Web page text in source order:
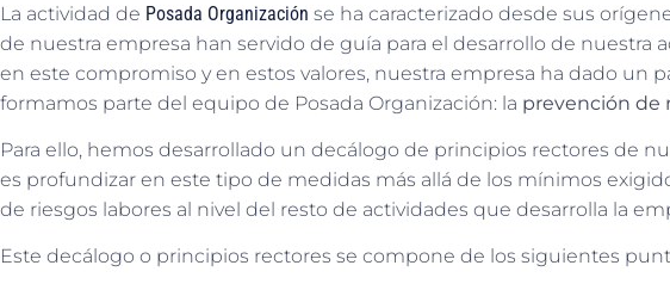
La actividad de Posada Organización se ha caracterizado desde sus
de nuestra empresa han servido de guía para el desarrollo de nuestra
en este compromiso y en estos valores, nuestra empresa ha dado un
formamos parte del equipo de Posada Organización: la prevención de
Para ello, hemos desarrollado un decálogo de principios rectores de
es profundizar en este tipo de medidas más allá de los mínimos
de riesgos labores al nivel del resto de actividades que desarrolla la
Este decálogo o principios rectores se compone de los siguientes